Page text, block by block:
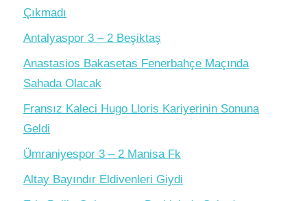
Çıkmadı
Antalyaspor 3 – 2 Beşiktaş
Anastasios Bakasetas Fenerbahçe Maçında
Sahada Olacak
Fransız Kaleci Hugo Lloris Kariyerinin Sonuna
Geldi
Ümraniyespor 3 – 2 Manisa Fk
Altay Bayındır Eldivenleri Giydi